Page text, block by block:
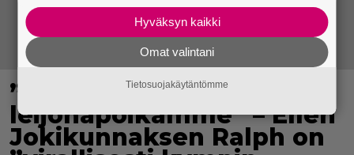
”Rakas, aurinkoinen
leijonapoikamme” – Ellen
Jokikunnaksen Ralph on
Hyväksyn kaikki
Omat valintani
Tietosuojakäytäntömme